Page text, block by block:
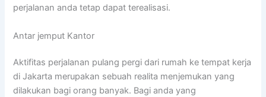
perjalanan anda tetap dapat terealisasi.
Antar jemput Kantor
Aktifitas perjalanan pulang pergi dari rumah ke tempat kerja
di Jakarta merupakan sebuah realita menjemukan yang
dilakukan bagi orang banyak. Bagi anda yang